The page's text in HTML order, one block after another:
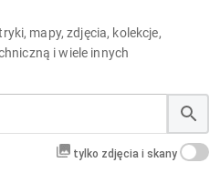
mapy, zdjęcia, kolekcje,
i wiele innych
tylko zdjęcia i skany